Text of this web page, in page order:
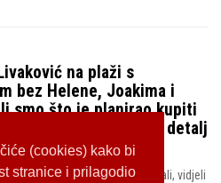
(cookies) kako bi
stranice i prilagodio
na plaži s
bez Helene, Joakima i
smo što je planirao kupiti
je rodila ali i snimili detalj
plaži na šetnici u Punta Skali, vidjeli